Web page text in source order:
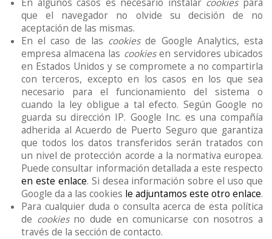
En algunos casos es necesario instalar cookiespara
que el navegador no olvide su decisión de no
aceptación de las mismas.
En el caso de las cookiesde Google Analytics, esta
empresa almacena las cookiesen servidores ubicados
en Estados Unidos y se compromete a no compartirla
con terceros, excepto en los casos en los que sea
necesario para el funcionamiento del sistema o
cuando la ley obligue a tal efecto. Según Google no
guarda su dirección IP. Google Inc. es una compañía
adherida al Acuerdo de Puerto Seguro que garantiza
que todos los datos transferidos serán tratados con
un nivel de protección acorde a la normativa europea.
Puede consultar información detallada a este respecto
en este enlace. Si desea información sobre el uso que
Google da a las cookies le adjuntamos este otro enlace.
Para cualquier duda o consulta acerca de esta política
de cookiesno dude en comunicarse con nosotros a
través de la sección de contacto.